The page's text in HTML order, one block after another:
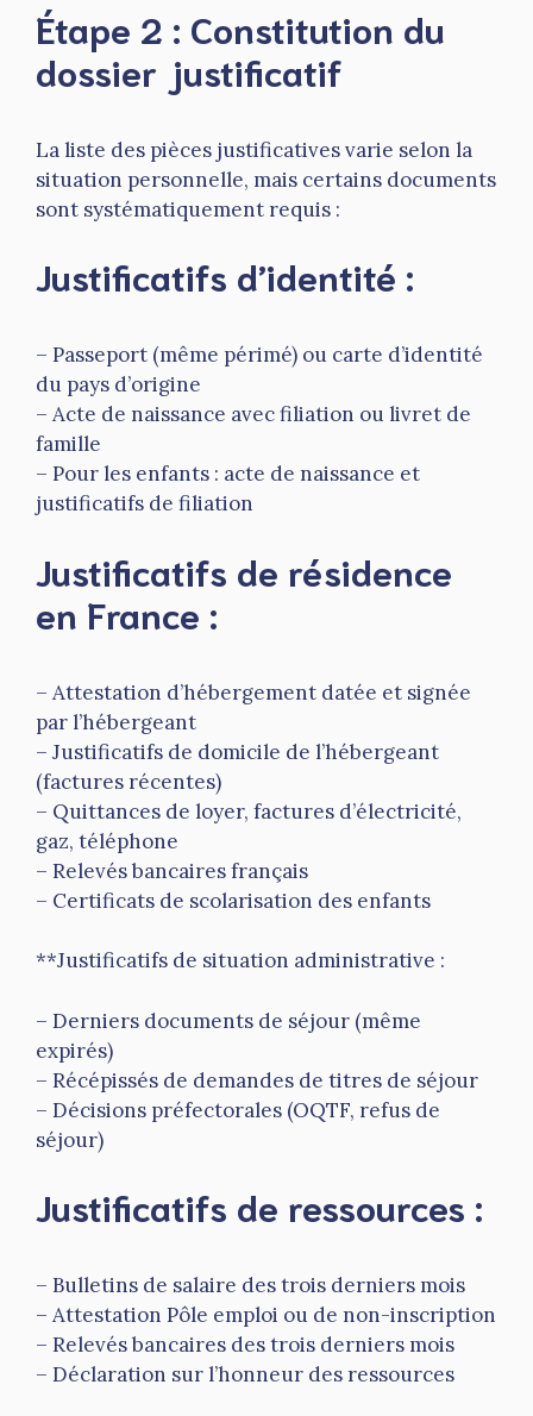
Étape 2 : Constitution du
dossier justificatif
La liste des pièces justificatives varie selon la
situation personnelle, mais certains documents
sont systématiquement requis :
Justificatifs d’identité :
– Passeport (même périmé) ou carte d’identité
du pays d’origine
– Acte de naissance avec filiation ou livret de
famille
– Pour les enfants : acte de naissance et
justificatifs de filiation
Justificatifs de résidence
en France :
– Attestation d’hébergement datée et signée
par l’hébergeant
– Justificatifs de domicile de l’hébergeant
(factures récentes)
– Quittances de loyer, factures d’électricité,
gaz, téléphone
– Relevés bancaires français
– Certificats de scolarisation des enfants
**Justificatifs de situation administrative :
– Derniers documents de séjour (même
expirés)
– Récépissés de demandes de titres de séjour
– Décisions préfectorales (OQTF, refus de
séjour)
Justificatifs de ressources :
– Bulletins de salaire des trois derniers mois
– Attestation Pôle emploi ou de non-inscription
– Relevés bancaires des trois derniers mois
– Déclaration sur l’honneur des ressources